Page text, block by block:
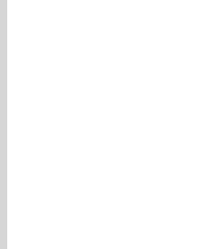
Beitrag anzeigen
Beitrag anzeigen
Beitrag anzeigen
anzeigen